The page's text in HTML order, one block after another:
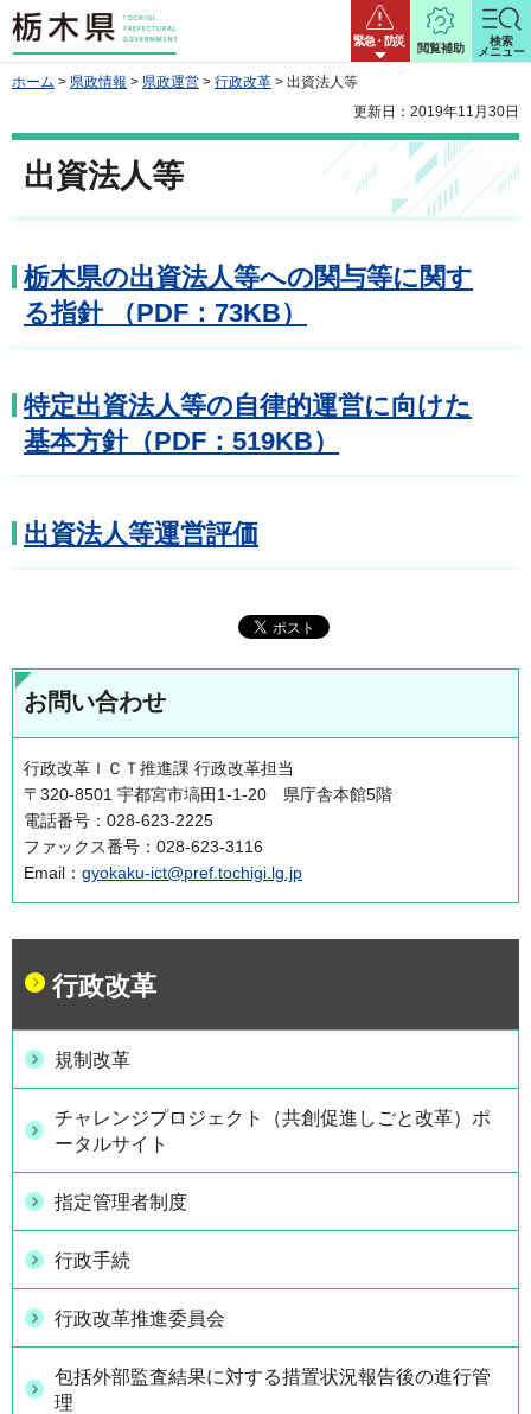
栃木県 緊急・防災
閲覧補助
検索
メニュー
ホーム > 県政情報 > 県政運営 > 行政改革 > 出資法人等
更新日：2019年11月30日
出資法人等
栃木県の出資法人等への関与等に関す
る指針 （PDF：73KB）
特定出資法人等の自律的運営に向けた
基本方針（PDF：519KB）
出資法人等運営評価
お問い合わせ
行政改革ＩＣＴ推進課 行政改革担当
〒320-8501 宇都宮市塙田1-1-20 県庁舎本館5階
電話番号：028-623-2225
ファックス番号：028-623-3116
Email： gyokaku-ict@pref.tochigi.lg.jp
行政改革
規制改革
チャレンジプロジェクト（共創促進しごと改革）ポ
ータルサイト
指定管理者制度
行政手続
行政改革推進委員会
包括外部監査結果に対する措置状況報告後の進行管
理